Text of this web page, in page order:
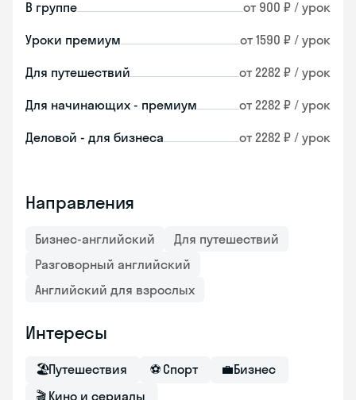
В группе от 900 ₽ / урок
Уроки премиум от 1590 ₽ / урок
Для путешествий от 2282 ₽ / урок
Для начинающих - премиум от 2282 ₽ / урок
Деловой - для бизнеса от 2282 ₽ / урок
Направления
Бизнес-английский
Для путешествий
Разговорный английский
Английский для взрослых
Интересы
🏖Путешествия ⚽ Спорт 💼Бизнес
🎬 Кино и сериалы